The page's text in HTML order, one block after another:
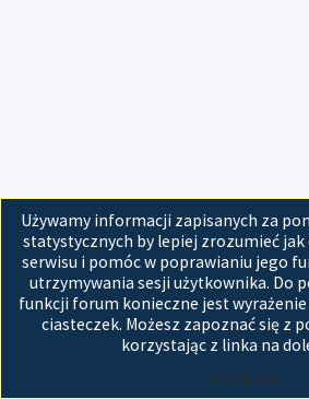
Używamy informacji zapisanych za
statystycznych by lepiej zrozumieć jak
serwisu i pomóc w poprawianiu jego
utrzymywania sesji użytkownika. Do
funkcji forum konieczne jest
ciasteczek. Możesz zapoznać się z
korzystając z linka na
Akceptuję